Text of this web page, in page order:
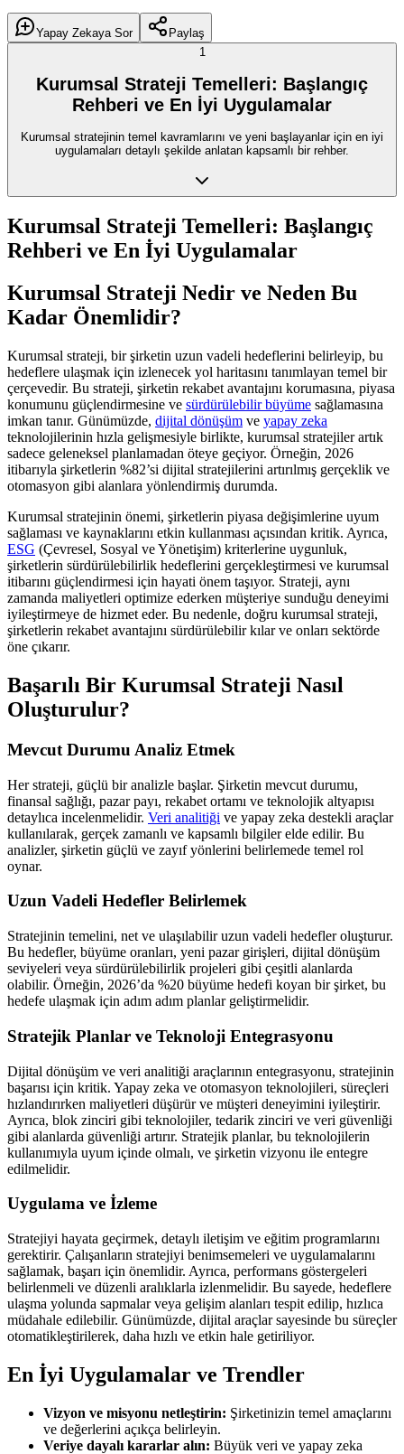
Yapay Zekaya Sor
Paylaş
1
Kurumsal Strateji Temelleri: Başlangıç
Rehberi ve En İyi Uygulamalar
Kurumsal stratejinin temel kavramlarını ve yeni başlayanlar için en iyi
uygulamaları detaylı şekilde anlatan kapsamlı bir rehber.
Kurumsal Strateji Temelleri: Başlangıç
Rehberi ve En İyi Uygulamalar
Kurumsal Strateji Nedir ve Neden Bu
Kadar Önemlidir?
Kurumsal strateji, bir şirketin uzun vadeli hedeflerini belirleyip, bu
hedeflere ulaşmak için izlenecek yol haritasını tanımlayan temel bir
çerçevedir. Bu strateji, şirketin rekabet avantajını korumasına, piyasa
konumunu güçlendirmesine ve sürdürülebilir büyüme sağlamasına
imkan tanır. Günümüzde, dijital dönüşüm ve yapay zeka
teknolojilerinin hızla gelişmesiyle birlikte, kurumsal stratejiler artık
sadece geleneksel planlamadan öteye geçiyor. Örneğin, 2026
itibarıyla şirketlerin %82’si dijital stratejilerini artırılmış gerçeklik ve
otomasyon gibi alanlara yönlendirmiş durumda.
Kurumsal stratejinin önemi, şirketlerin piyasa değişimlerine uyum
sağlaması ve kaynaklarını etkin kullanması açısından kritik. Ayrıca,
ESG (Çevresel, Sosyal ve Yönetişim) kriterlerine uygunluk,
şirketlerin sürdürülebilirlik hedeflerini gerçekleştirmesi ve kurumsal
itibarını güçlendirmesi için hayati önem taşıyor. Strateji, aynı
zamanda maliyetleri optimize ederken müşteriye sunduğu deneyimi
iyileştirmeye de hizmet eder. Bu nedenle, doğru kurumsal strateji,
şirketlerin rekabet avantajını sürdürülebilir kılar ve onları sektörde
öne çıkarır.
Başarılı Bir Kurumsal Strateji Nasıl
Oluşturulur?
Mevcut Durumu Analiz Etmek
Her strateji, güçlü bir analizle başlar. Şirketin mevcut durumu,
finansal sağlığı, pazar payı, rekabet ortamı ve teknolojik altyapısı
detaylıca incelenmelidir. Veri analitiği ve yapay zeka destekli araçlar
kullanılarak, gerçek zamanlı ve kapsamlı bilgiler elde edilir. Bu
analizler, şirketin güçlü ve zayıf yönlerini belirlemede temel rol
oynar.
Uzun Vadeli Hedefler Belirlemek
Stratejinin temelini, net ve ulaşılabilir uzun vadeli hedefler oluşturur.
Bu hedefler, büyüme oranları, yeni pazar girişleri, dijital dönüşüm
seviyeleri veya sürdürülebilirlik projeleri gibi çeşitli alanlarda
olabilir. Örneğin, 2026’da %20 büyüme hedefi koyan bir şirket, bu
hedefe ulaşmak için adım adım planlar geliştirmelidir.
Stratejik Planlar ve Teknoloji Entegrasyonu
Dijital dönüşüm ve veri analitiği araçlarının entegrasyonu, stratejinin
başarısı için kritik. Yapay zeka ve otomasyon teknolojileri, süreçleri
hızlandırırken maliyetleri düşürür ve müşteri deneyimini iyileştirir.
Ayrıca, blok zinciri gibi teknolojiler, tedarik zinciri ve veri güvenliği
gibi alanlarda güvenliği artırır. Stratejik planlar, bu teknolojilerin
kullanımıyla uyum içinde olmalı, ve şirketin vizyonu ile entegre
edilmelidir.
Uygulama ve İzleme
Stratejiyi hayata geçirmek, detaylı iletişim ve eğitim programlarını
gerektirir. Çalışanların stratejiyi benimsemeleri ve uygulamalarını
sağlamak, başarı için önemlidir. Ayrıca, performans göstergeleri
belirlenmeli ve düzenli aralıklarla izlenmelidir. Bu sayede, hedeflere
ulaşma yolunda sapmalar veya gelişim alanları tespit edilip, hızlıca
müdahale edilebilir. Günümüzde, dijital araçlar sayesinde bu süreçler
otomatikleştirilerek, daha hızlı ve etkin hale getiriliyor.
En İyi Uygulamalar ve Trendler
Vizyon ve misyonu netleştirin: Şirketinizin temel amaçlarını
ve değerlerini açıkça belirleyin.
Veriye dayalı kararlar alın: Büyük veri ve yapay zeka